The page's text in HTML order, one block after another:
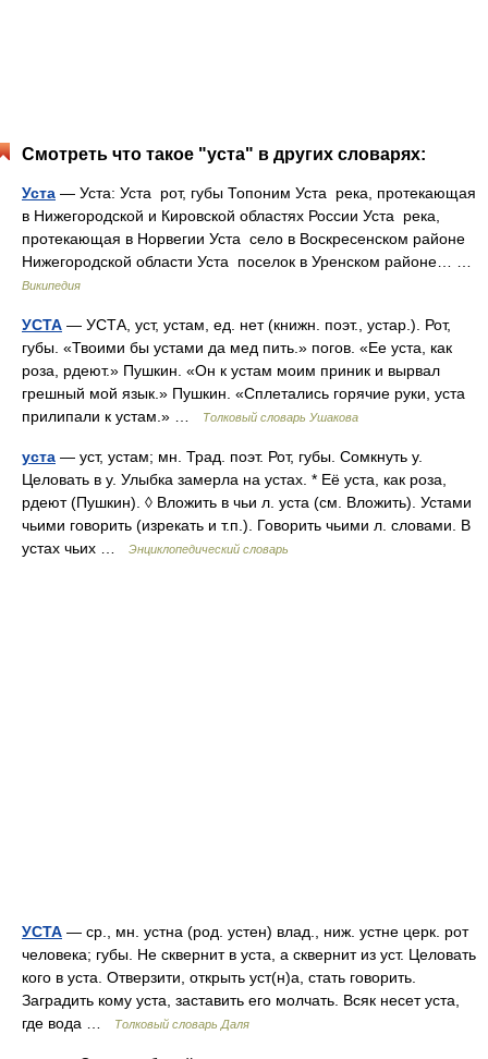
Смотреть что такое "уста" в других словарях:
Уста — Уста: Уста рот, губы Топоним Уста река, протекающая
в Нижегородской и Кировской областях России Уста река,
протекающая в Норвегии Уста село в Воскресенском районе
Нижегородской области Уста поселок в Уренском районе… …
Википедия
УСТА — УСТА, уст, устам, ед. нет (книжн. поэт., устар.). Рот,
губы. «Твоими бы устами да мед пить.» погов. «Ее уста, как
роза, рдеют.» Пушкин. «Он к устам моим приник и вырвал
грешный мой язык.» Пушкин. «Сплетались горячие руки, уста
прилипали к устам.» …
Толковый словарь Ушакова
уста — уст, устам; мн. Трад. поэт. Рот, губы. Сомкнуть у.
Целовать в у. Улыбка замерла на устах. * Её уста, как роза,
рдеют (Пушкин). ◊ Вложить в чьи л. уста (см. Вложить). Устами
чьими говорить (изрекать и т.п.). Говорить чьими л. словами. В
устах чьих …
Энциклопедический словарь
УСТА — ср., мн. устна (род. устен) влад., ниж. устне церк. рот
человека; губы. Не сквернит в уста, а сквернит из уст. Целовать
кого в уста. Отверзити, открыть уст(н)а, стать говорить.
Заградить кому уста, заставить его молчать. Всяк несет уста,
где вода …
Толковый словарь Даля